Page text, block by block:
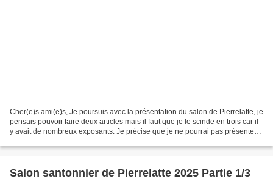
Cher(e)s ami(e)s, Je poursuis avec la présentation du salon de Pierrelatte, je
pensais pouvoir faire deux articles mais il faut que je le scinde en trois car il
y avait de nombreux exposants. Je précise que je ne pourrai pas présenter
Salon santonnier de Pierrelatte 2025 Partie 1/3